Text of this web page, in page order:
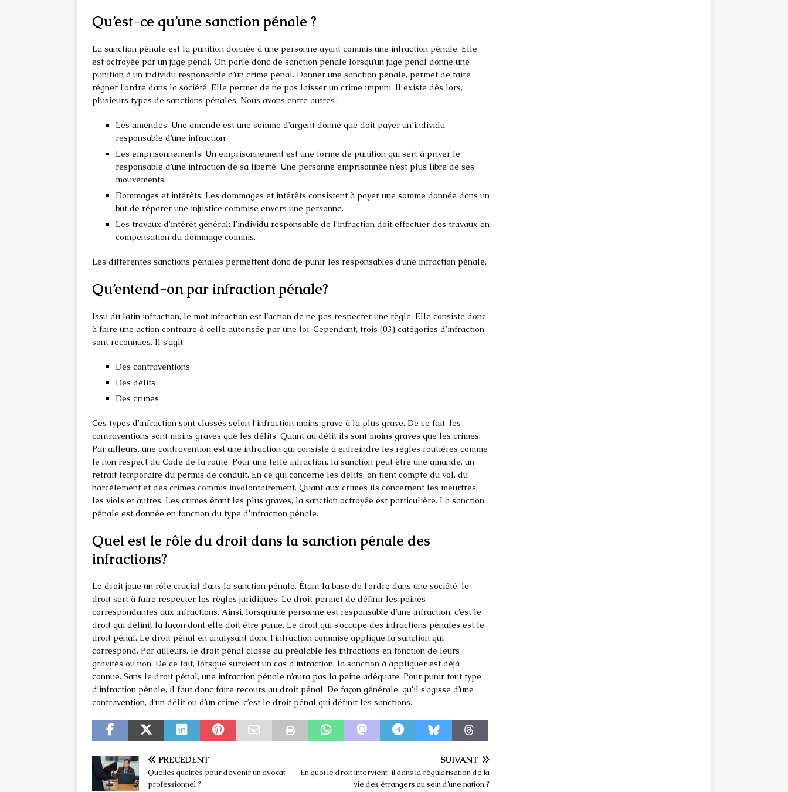
Qu’est-ce qu’une sanction pénale ?
La sanction pénale est la punition donnée à une personne ayant commis une infraction pénale. Elle
est octroyée par un juge pénal. On parle donc de sanction pénale lorsqu’un juge pénal donne une
punition à un individu responsable d’un crime pénal. Donner une sanction pénale, permet de faire
régner l’ordre dans la société. Elle permet de ne pas laisser un crime impuni. Il existe dès lors,
plusieurs types de sanctions pénales. Nous avons entre autres :
Les amendes: Une amende est une somme d’argent donné que doit payer un individu
responsable d’une infraction.
Les emprisonnements: Un emprisonnement est une forme de punition qui sert à priver le
responsable d’une infraction de sa liberté. Une personne emprisonnée n’est plus libre de ses
mouvements.
Dommages et intérêts: Les dommages et intérêts consistent à payer une somme donnée dans un
but de réparer une injustice commise envers une personne.
Les travaux d’intérêt général: l’individu responsable de l’infraction doit effectuer des travaux en
compensation du dommage commis.
Les différentes sanctions pénales permettent donc de punir les responsables d’une infraction pénale.
Qu’entend-on par infraction pénale?
Issu du latin infraction, le mot infraction est l’action de ne pas respecter une règle. Elle consiste donc
à faire une action contraire à celle autorisée par une loi. Cependant, trois (03) catégories d’infraction
sont reconnues. Il s’agit:
Des contraventions
Des délits
Des crimes
Ces types d’infraction sont classés selon l’infraction moins grave à la plus grave. De ce fait, les
contraventions sont moins graves que les délits. Quant au délit ils sont moins graves que les crimes.
Par ailleurs, une contravention est une infraction qui consiste à enfreindre les règles routières comme
le non respect du Code de la route. Pour une telle infraction, la sanction peut être une amande, un
retrait temporaire du permis de conduit. En ce qui concerne les délits, on tient compte du vol, du
harcèlement et des crimes commis involontairement. Quant aux crimes ils concernent les meurtres,
les viols et autres. Les crimes étant les plus graves, la sanction octroyée est particulière. La sanction
pénale est donnée en fonction du type d’infraction pénale.
Quel est le rôle du droit dans la sanction pénale des
infractions?
Le droit joue un rôle crucial dans la sanction pénale. Étant la base de l’ordre dans une société, le
droit sert à faire respecter les règles juridiques. Le droit permet de définir les peines
correspondantes aux infractions. Ainsi, lorsqu’une personne est responsable d’une infraction, c’est le
droit qui définit la façon dont elle doit être punie. Le droit qui s’occupe des infractions pénales est le
droit pénal. Le droit pénal en analysant donc l’infraction commise applique la sanction qui
correspond. Par ailleurs, le droit pénal classe au préalable les infractions en fonction de leurs
gravités ou non. De ce fait, lorsque survient un cas d’infraction, la sanction à appliquer est déjà
connue. Sans le droit pénal, une infraction pénale n’aura pas la peine adéquate. Pour punir tout type
d’infraction pénale, il faut donc faire recours au droit pénal. De façon générale, qu’il s’agisse d’une
contravention, d’un délit ou d’un crime, c’est le droit pénal qui définit les sanctions.
PRÉCÉDENT
Quelles qualités pour devenir un avocat
professionnel ?
SUIVANT
En quoi le droit intervient-il dans la régularisation de la
vie des étrangers au sein d’une nation ?